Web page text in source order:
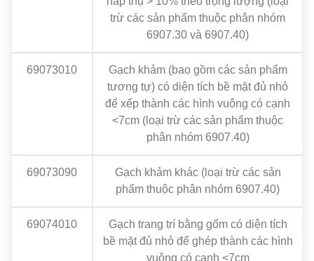
trừ các sản phẩm thuộc phân nhóm
6907.30 và 6907.40)
69073010
Gạch khảm (bao gồm các sản phẩm
tương tự) có diện tích bề mặt đủ nhỏ
để xếp thành các hình vuông có cạnh
<7cm (loại trừ các sản phẩm thuộc
phân nhóm 6907.40)
69073090
Gạch khảm khác (loại trừ các sản
phẩm thuộc phân nhóm 6907.40)
69074010
Gạch trang trí bằng gốm có diện tích
bề mặt đủ nhỏ để ghép thành các hình
vuông có cạnh <7cm